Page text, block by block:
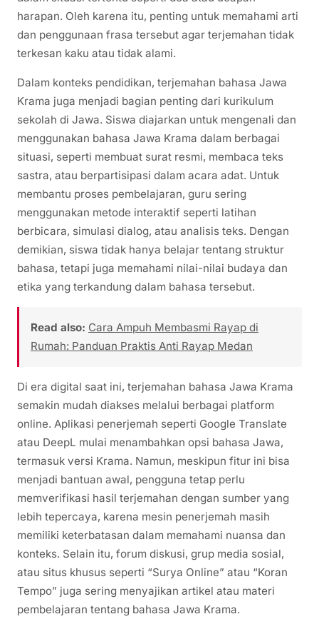
harapan. Oleh karena itu, penting untuk memahami arti
dan penggunaan frasa tersebut agar terjemahan tidak
terkesan kaku atau tidak alami.
Dalam konteks pendidikan, terjemahan bahasa Jawa
Krama juga menjadi bagian penting dari kurikulum
sekolah di Jawa. Siswa diajarkan untuk mengenali dan
menggunakan bahasa Jawa Krama dalam berbagai
situasi, seperti membuat surat resmi, membaca teks
sastra, atau berpartisipasi dalam acara adat. Untuk
membantu proses pembelajaran, guru sering
menggunakan metode interaktif seperti latihan
berbicara, simulasi dialog, atau analisis teks. Dengan
demikian, siswa tidak hanya belajar tentang struktur
bahasa, tetapi juga memahami nilai-nilai budaya dan
etika yang terkandung dalam bahasa tersebut.
Read also: Cara Ampuh Membasmi Rayap di
Rumah: Panduan Praktis Anti Rayap Medan
Di era digital saat ini, terjemahan bahasa Jawa Krama
semakin mudah diakses melalui berbagai platform
online. Aplikasi penerjemah seperti Google Translate
atau DeepL mulai menambahkan opsi bahasa Jawa,
termasuk versi Krama. Namun, meskipun fitur ini bisa
menjadi bantuan awal, pengguna tetap perlu
memverifikasi hasil terjemahan dengan sumber yang
lebih tepercaya, karena mesin penerjemah masih
memiliki keterbatasan dalam memahami nuansa dan
konteks. Selain itu, forum diskusi, grup media sosial,
atau situs khusus seperti “Surya Online” atau “Koran
Tempo” juga sering menyajikan artikel atau materi
pembelajaran tentang bahasa Jawa Krama.